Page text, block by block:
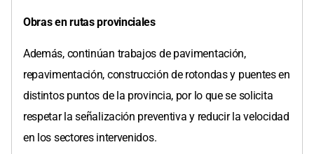
Obras en rutas provinciales
Además, continúan trabajos de pavimentación,
repavimentación, construcción de rotondas y puentes en
distintos puntos de la provincia, por lo que se solicita
respetar la señalización preventiva y reducir la velocidad
en los sectores intervenidos.